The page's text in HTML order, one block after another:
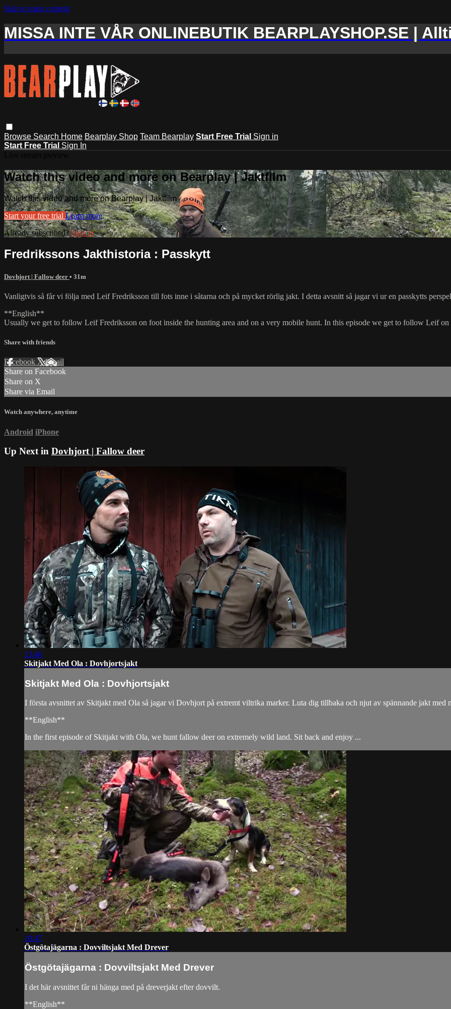
Skip to main content
MISSA INTE VÅR ONLINEBUTIK BEARPLAYSHOP.SE |
Browse Search Home Bearplay Shop Team Bearplay Start Free Trial Sign in
Start Free Trial Sign In
Watch this video and more on Bearplay | Jaktfilm
Watch this video and more on Bearplay | Jaktfilm
Start your free trial Learn more
Already subscribed?Sign in
Fredrikssons Jakthistoria : Passkytt
Dovhjort | Fallow deer • 31m
Vanligtvis så får vi följa med Leif Fredriksson till fots inne i såtarna och på mycket rörlig jakt. I detta avsnitt så jagar vi ur en passkytts
**English**
Usually we get to follow Leif Fredriksson on foot inside the hunting area and on a very mobile hunt. In this episode we get to follow Leif on
Share with friends
Facebook XEmail
Share on Facebook
Share on X
Share via Email
Watch anywhere, anytime
Android iPhone
Up Next in Dovhjort | Fallow deer
13:46
Skitjakt Med Ola : Dovhjortsjakt
Skitjakt Med Ola : Dovhjortsjakt
I första avsnittet av Skitjakt med Ola så jagar vi Dovhjort på extremt viltrika marker. Luta dig tillbaka och njut av spännande jakt med
**English**
In the first episode of Skitjakt with Ola, we hunt fallow deer on extremely wild land. Sit back and enjoy ...
10:47
Östgötajägarna : Dovviltsjakt Med Drever
Östgötajägarna : Dovviltsjakt Med Drever
I det här avsnittet får ni hänga med på dreverjakt efter dovvilt.
**English**